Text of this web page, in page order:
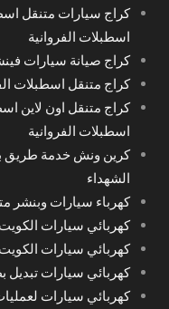
كراج سيارات متنقل
اسطبلات الفروانية
كراج صيانة سيارات
كراج متنقل اسطبلات
كراج متنقل اون لاين
اسطبلات الفروانية
كرين ونش خدمة طريق
الشهداء
كهرباء سيارات وبنشر
كهربائي سيارات الكويت -
كهربائي سيارات الكويت 52227338
كهربائي سيارات تبديل
كهربائي سيارات